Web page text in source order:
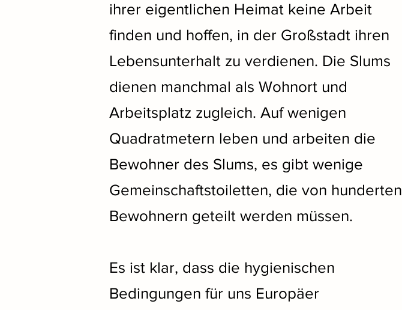
ihrer eigentlichen Heimat keine Arbeit
finden und hoffen, in der Großstadt ihren
Lebensunterhalt zu verdienen. Die Slums
dienen manchmal als Wohnort und
Arbeitsplatz zugleich. Auf wenigen
Quadratmetern leben und arbeiten die
Bewohner des Slums, es gibt wenige
Gemeinschaftstoiletten, die von hunderten
Bewohnern geteilt werden müssen.
Es ist klar, dass die hygienischen
Bedingungen für uns Europäer